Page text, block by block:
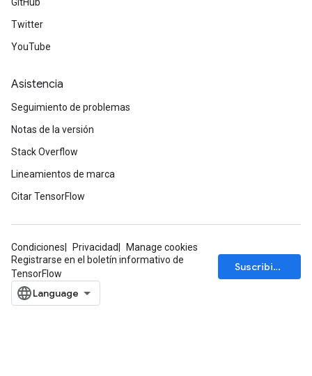
Twitter
YouTube
Asistencia
Seguimiento de problemas
Notas de la versión
Stack Overflow
Lineamientos de marca
Citar TensorFlow
Condiciones Privacidad
Manage cookies
Registrarse en el boletín informativo de
TensorFlow
Suscribirse